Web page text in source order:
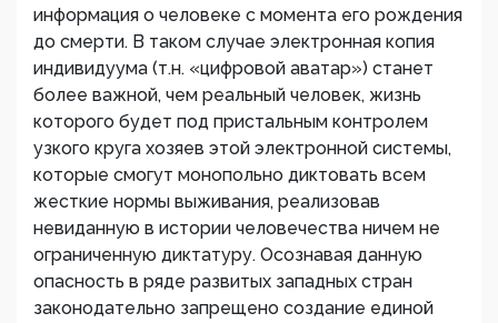
информация о человеке с момента его рождения
до смерти. В таком случае электронная копия
индивидуума (т.н. «цифровой аватар») станет
более важной, чем реальный человек, жизнь
которого будет под пристальным контролем
узкого круга хозяев этой электронной системы,
которые смогут монопольно диктовать всем
жесткие нормы выживания, реализовав
невиданную в истории человечества ничем не
ограниченную диктатуру. Осознавая данную
опасность в ряде развитых западных стран
законодательно запрещено создание единой